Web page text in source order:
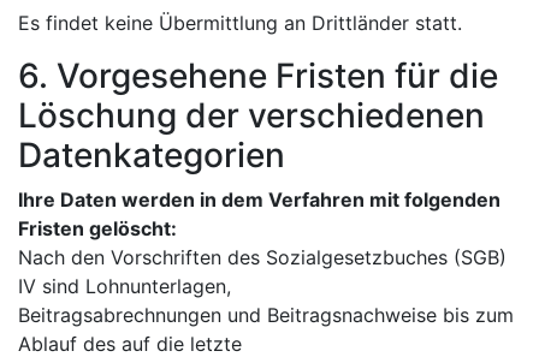
Es findet keine Übermittlung an Drittländer statt.
6. Vorgesehene Fristen für die
Löschung der verschiedenen
Datenkategorien
Ihre Daten werden in dem Verfahren mit folgenden
Fristen gelöscht:
Nach den Vorschriften des Sozialgesetzbuches (SGB)
IV sind Lohnunterlagen,
Beitragsabrechnungen und Beitragsnachweise bis zum
Ablauf des auf die letzte